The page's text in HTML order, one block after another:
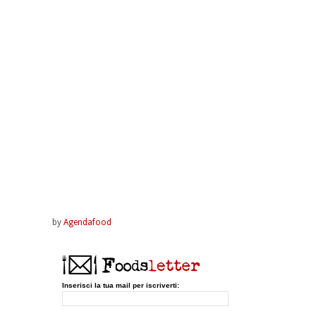
by Agendafood
Inserisci la tua mail per iscriverti: